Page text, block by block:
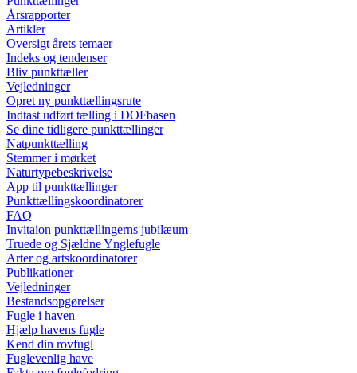
Årsrapporter
Artikler
Oversigt årets temaer
Indeks og tendenser
Bliv punkttæller
Vejledninger
Opret ny punkttællingsrute
Indtast udført tælling i DOFbasen
Se dine tidligere punkttællinger
Natpunkttælling
Stemmer i mørket
Naturtypebeskrivelse
App til punkttællinger
Punkttællingskoordinatorer
FAQ
Invitaion punkttællingerns jubilæum
Truede og Sjældne Ynglefugle
Arter og artskoordinatorer
Publikationer
Vejledninger
Bestandsopgørelser
Fugle i haven
Hjælp havens fugle
Kend din rovfugl
Fuglevenlig have